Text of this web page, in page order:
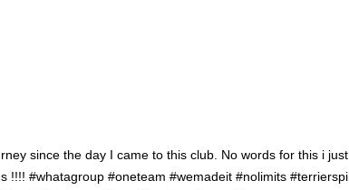
since the day I came to this club. No words for this i
!!!! #whatagroup #oneteam #wemadeit #nolimits